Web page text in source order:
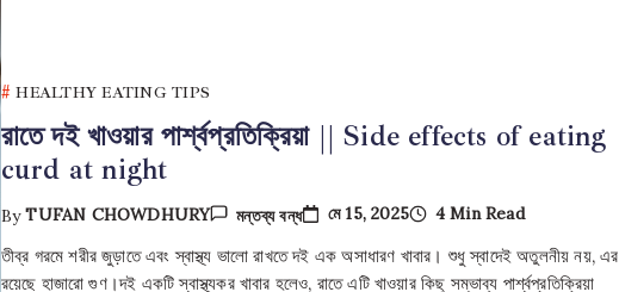
HEALTHY EATING TIPS
রাতে দই খাওয়ার পার্শ্বপ্রতিক্রিয়া || Side effects of eating
curd at night
ByTUFAN CHOWDHURY
রাতে
দই
খাওয়ার
পার্শ্বপ্রতিক্রিয়া
মন্তব্য বন্ধ মে 15, 2025 4 Min Read
তীব্র গরমে শরীর জুড়াতে এবং স্বাস্থ্য ভালো রাখতে দই এক অসাধারণ খাবার। শুধু স্বাদেই অতুলনীয় নয়, এর
রয়েছে হাজারো গুণ।দই একটি স্বাস্থ্যকর খাবার হলেও, রাতে এটি খাওয়ার কিছু সম্ভাব্য পার্শ্বপ্রতিক্রিয়া